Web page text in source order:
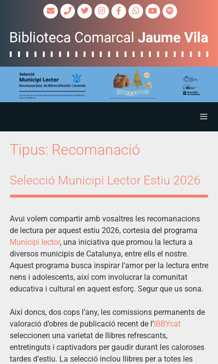
Tipus: Recomanació
Selecció Municipi Lector Estiu 2026
Avui volem compartir amb vosaltres les recomanacions
de lectura per aquest estiu 2026, cortesia del programa
Municipi lector, una iniciativa que promou la lectura a
diversos municipis de Catalunya, entre ells el nostre.
Aquest programa busca inspirar l’amor per la lectura entre
nens i adolescents, així com involucrar la comunitat
educativa i cultural en aquest esforç. Segur que us sona.
Així doncs, dos cops l’any, les comissions permanents de
valoració d’obres de publicació recent de l’ IBBYcat
seleccionen una varietat de llibres refrescants,
entretinguts i captivadors per gaudir durant les caloroses
tardes d’estiu. La selecció inclou llibres per a totes les